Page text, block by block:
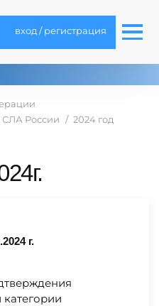
вход / регистрация
России
2024 год
г.